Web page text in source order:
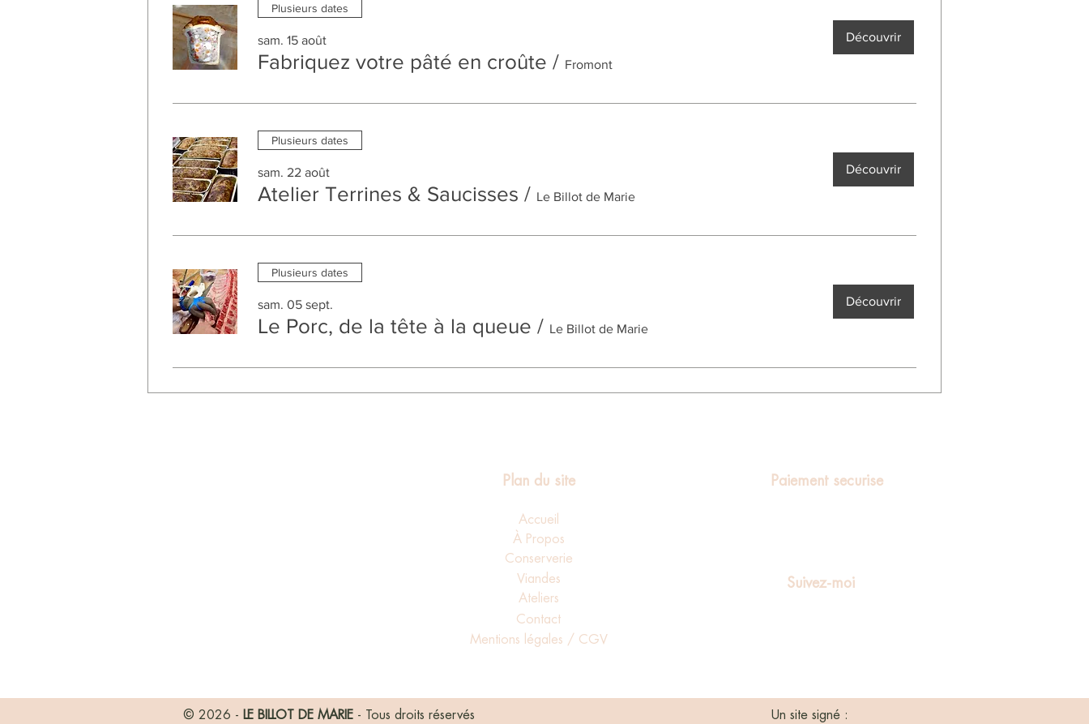
Plusieurs dates
sam. 15 août
Fabriquez votre pâté en croûte / Fromont
Découvrir
Plusieurs dates
sam. 22 août
Atelier Terrines & Saucisses / Le Billot de Marie
Découvrir
Plusieurs dates
sam. 05 sept.
Le Porc, de la tête à la queue / Le Billot de Marie
Découvrir
Plan du site
Accueil
À Propos
Conserverie
Viandes
Ateliers
Contact
Mentions légales / CGV
Paiement securise
Suivez-moi
© 2026 - LE BILLOT DE MARIE - Tous droits réservés Un site signé :